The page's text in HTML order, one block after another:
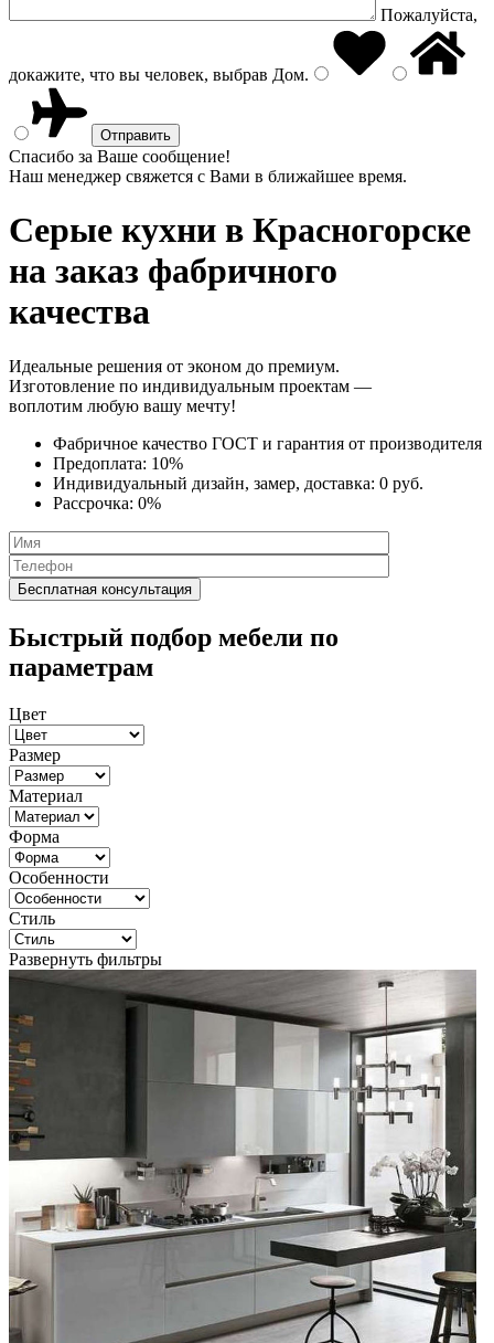
Пожалуйста,
докажите, что вы человек, выбрав Дом.
Спасибо за Ваше сообщение!
Наш менеджер свяжется с Вами в ближайшее время.
Серые кухни в Красногорске
на заказ фабричного
качества
Идеальные решения от эконом до премиум.
Изготовление по индивидуальным проектам —
воплотим любую вашу мечту!
Фабричное качество ГОСТ и гарантия от производителя
Предоплата: 10%
Индивидуальный дизайн, замер, доставка: 0 руб.
Рассрочка: 0%
Быстрый подбор мебели по
параметрам
Цвет
Размер
Материал
Форма
Особенности
Стиль
Развернуть фильтры